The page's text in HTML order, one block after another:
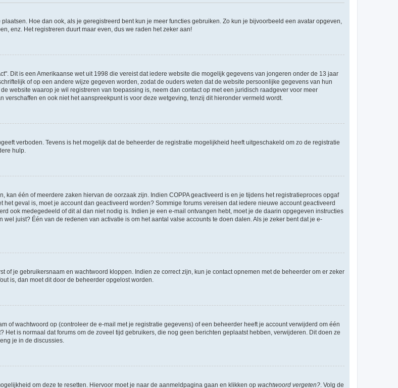
Hoe dan ook, als je geregistreerd bent kun je meer functies gebruiken. Zo kun je bijvoorbeeld een avatar opgeven,
enz. Het registreren duurt maar even, dus we raden het zeker aan!
Dit is een Amerikaanse wet uit 1998 die vereist dat iedere website die mogelijk gegevens van jongeren onder de 13 jaar
of op een andere wijze gegeven worden, zodat de ouders weten dat de website persoonlijke gegevens van hun
website waarop je wil registreren van toepassing is, neem dan contact op met een juridisch raadgever voor meer
en ook niet het aanspreekpunt is voor deze wetgeving, tenzij dit hieronder vermeld wordt.
verboden. Tevens is het mogelijk dat de beheerder de registratie mogelijkheid heeft uitgeschakeld om zo de registratie
hulp.
één of meerdere zaken hiervan de oorzaak zijn. Indien COPPA geactiveerd is en je tijdens het registratieproces opgaf
geval is, moet je account dan geactiveerd worden? Sommige forums vereisen dat iedere nieuwe account geactiveerd
ook medegedeeld of dit al dan niet nodig is. Indien je een e-mail ontvangen hebt, moet je de daarin opgegeven instructies
juist? Één van de redenen van activatie is om het aantal valse accounts te doen dalen. Als je zeker bent dat je e-
je gebruikersnaam en wachtwoord kloppen. Indien ze correct zijn, kun je contact opnemen met de beheerder om er zeker
is, dan moet dit door de beheerder opgelost worden.
of wachtwoord op (controleer de e-mail met je registratie gegevens) of een beheerder heeft je account verwijderd om één
is normaal dat forums om de zoveel tijd gebruikers, die nog geen berichten geplaatst hebben, verwijderen. Dit doen ze
je in de discussies.
om deze te resetten. Hiervoor moet je naar de aanmeldpagina gaan en klikken op wachtwoord vergeten?. Volg de